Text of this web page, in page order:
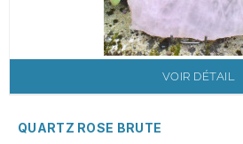
VOIR DÉTAIL
QUARTZ ROSE BRUTE